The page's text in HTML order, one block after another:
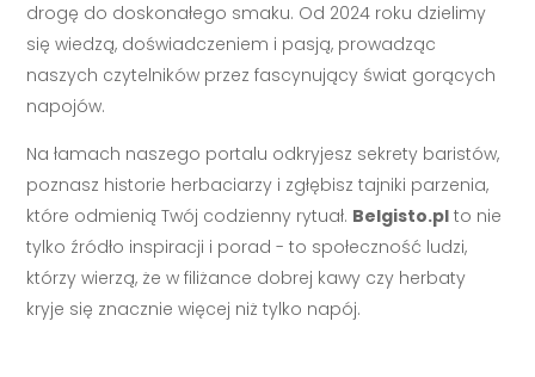
drogę do doskonałego smaku. Od 2024 roku dzielimy
się wiedzą, doświadczeniem i pasją, prowadząc
naszych czytelników przez fascynujący świat gorących
napojów.
Na łamach naszego portalu odkryjesz sekrety baristów,
poznasz historie herbaciarzy i zgłębisz tajniki parzenia,
które odmienią Twój codzienny rytuał. Belgisto.pl to nie
tylko źródło inspiracji i porad - to społeczność ludzi,
którzy wierzą, że w filiżance dobrej kawy czy herbaty
kryje się znacznie więcej niż tylko napój.